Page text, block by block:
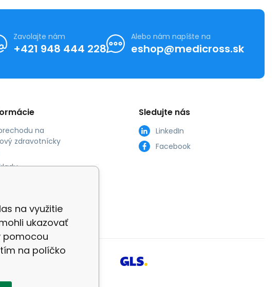
Zavolajte nám
+421 948 444 228
Alebo nám napíšte na
eshop@medicross.sk
na
zdravotnícky
Sledujte nás
LinkedIn
Facebook
na využitie
ukazovať
pomocou
na políčko